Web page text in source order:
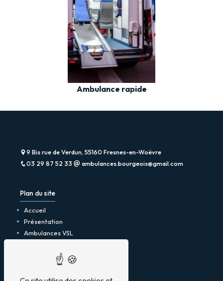
Ambulance rapide
9 Bis rue de Verdun, 55160 Fresnes-en-Woëvre
03 29 87 52 33
ambulances.bourgeois@gmail.com
Plan du site
Accueil
Présentation
Ambulances VSL
Mentions légales